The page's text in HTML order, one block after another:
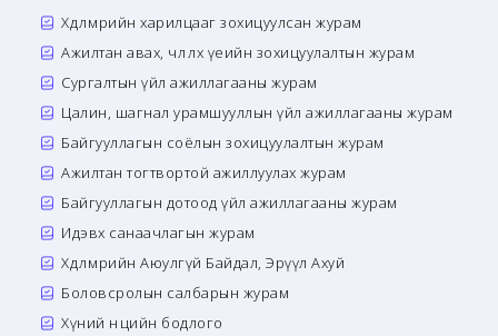
Хөдөлмөрийн харилцааг зохицуулсан журам
Ажилтан авах, чөлөөлөх үеийн зохицуулалтын журам
Сургалтын үйл ажиллагааны журам
Цалин, шагнал урамшууллын үйл ажиллагааны журам
Байгууллагын соёлын зохицуулалтын журам
Ажилтан тогтвортой ажиллуулах журам
Байгууллагын дотоод үйл ажиллагааны журам
Идэвх санаачлагын журам
Хөдөлмөрийн Аюулгүй Байдал, Эрүүл Ахуй
Боловсролын салбарын журам
Хүний нөөцийн бодлого